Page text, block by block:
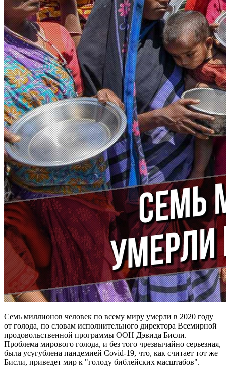
Семь миллионов человек по всему миру умерли в 2020 году
от голода, по словам исполнительного директора Всемирной
продовольственной программы ООН Дэвида Бисли.
Проблема мирового голода, и без того чрезвычайно серьезная,
была усугублена пандемией Covid-19, что, как считает тот же
Бисли, приведет мир к "голоду библейских масштабов".